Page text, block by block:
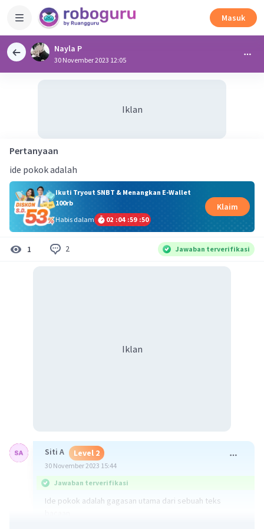
Masuk
Nayla P
30 November 2023 12:05
Iklan
Pertanyaan
ide pokok adalah
Ikuti Tryout SNBT & Menangkan E-Wallet
100rb
Habis dalam
02 :04 :59 :50
Klaim
1 2 Jawaban terverifikasi
Iklan
Siti A Level 2
30 November 2023 15:44
Jawaban terverifikasi
Ide pokok adalah gagasan utama dari sebuah teks